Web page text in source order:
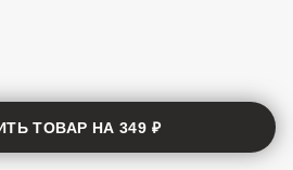
ТОВАР НА349 ₽